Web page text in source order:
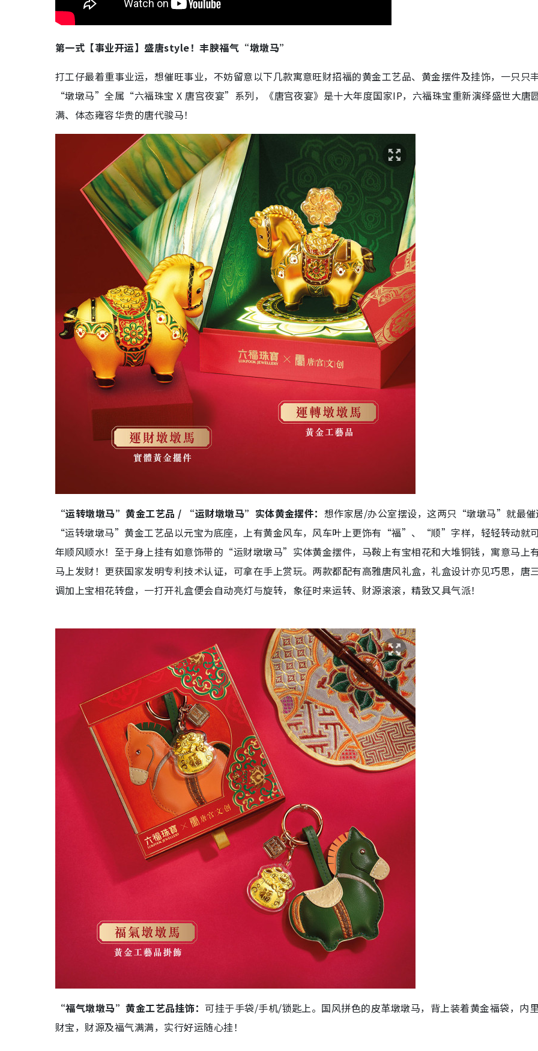
第一式【事业开运】盛唐style！丰腴福气“墩墩马”
打工仔最着重事业运，想催旺事业，不妨留意以下几款寓意旺财招福的黄金工艺品、黄金摆件及挂饰，一只只
“墩墩马”全属“六福珠宝 X 唐宫夜宴”系列，《唐宫夜宴》是十大年度国家IP，六福珠宝重新演绎盛世大唐
满、体态雍容华贵的唐代骏马！
“运转墩墩马”黄金工艺品 / “运财墩墩马”实体黄金摆件： 想作家居/办公室摆设，这两只“墩墩马”就最催
“运转墩墩马”黄金工艺品以元宝为底座，上有黄金风车，风车叶上更饰有“福”、“顺”字样，轻轻转动就
年顺风顺水！至于身上挂有如意饰带的“运财墩墩马”实体黄金摆件，马鞍上有宝相花和大堆铜钱，寓意马上
马上发财！更获国家发明专利技术认证，可拿在手上赏玩。两款都配有高雅唐风礼盒，礼盒设计亦见巧思，唐
调加上宝相花转盘，一打开礼盒便会自动亮灯与旋转，象征时来运转、财源滚滚，精致又具气派！
“福气墩墩马”黄金工艺品挂饰： 可挂于手袋/手机/锁匙上。国风拼色的皮革墩墩马，背上装着黄金福袋，内
财宝，财源及福气满满，实行好运随心挂！